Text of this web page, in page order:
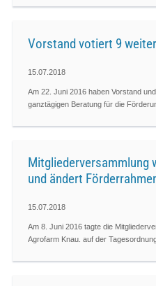
Vorstand votiert 9
15.07.2018
Am 22. Juni 2016 haben Vorstand
ganztägigen Beratung für die
Mitgliederversammlung
und ändert
15.07.2018
Am 8. Juni 2016 tagte die
Agrofarm Knau. auf der